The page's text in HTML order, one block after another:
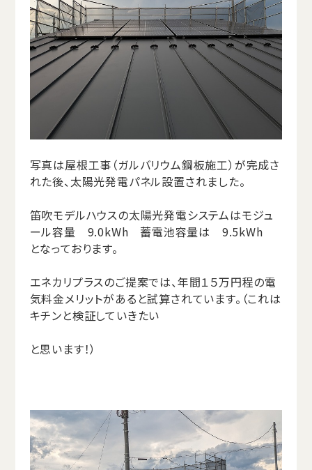
写真は屋根工事（ガルバリウム鋼板施工）が完成さ
れた後、太陽光発電パネル設置されました。
笛吹モデルハウスの太陽光発電システムはモジュ
ール容量 9.0kWh 蓄電池容量は 9.5kWh
となっております。
エネカリプラスのご提案では、年間１５万円程の電
気料金メリットがあると試算されています。（これは
キチンと検証していきたい
と思います！）